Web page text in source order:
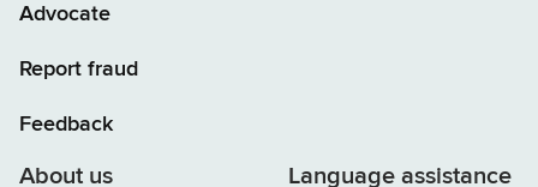
Advocate
Report fraud
Feedback
About us Language assistance